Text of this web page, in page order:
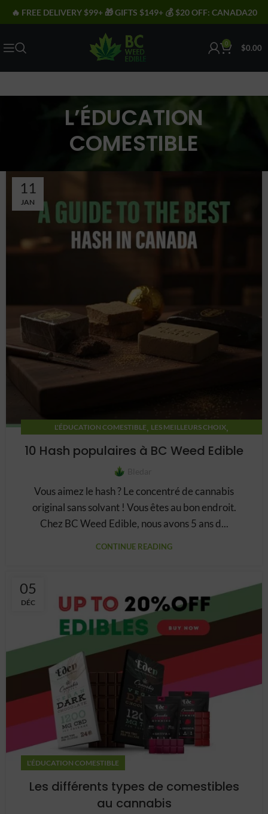
🔥 FREE DELIVERY $99+ 🎁 GIFTS $149+ 💰 $20 OFF: CANADA20
0 $0.00
L’ÉDUCATION
COMESTIBLE
11
JAN
L'ÉDUCATION COMESTIBLE, LES MEILLEURS CHOIX,
10 Hash populaires à BC Weed Edible
Vous aimez le hash ? Le concentré de cannabis
original sans solvant ! Vous êtes au bon endroit.
Chez BC Weed Edible, nous avons 5 ans d...
CONTINUE READING
05
DÉC
L'ÉDUCATION COMESTIBLE
Les différents types de comestibles
au cannabis